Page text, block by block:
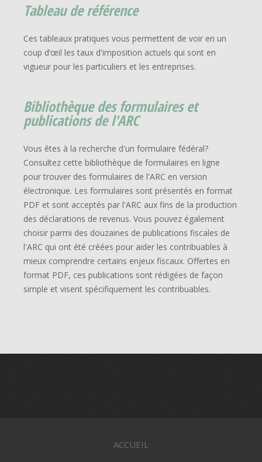
Tableau de référence
Ces tableaux pratiques vous permettent de voir en un
coup d’œil les taux d'imposition actuels qui sont en
vigueur pour les particuliers et les entreprises.
Bibliothèque des formulaires et
publications de l'ARC
Vous êtes à la recherche d'un formulaire fédéral?
Consultez cette bibliothèque de formulaires en ligne
pour trouver des formulaires de l'ARC en version
électronique. Les formulaires sont présentés en format
PDF et sont acceptés par l'ARC aux fins de la production
des déclarations de revenus. Vous pouvez également
choisir parmi des douzaines de publications fiscales de
l'ARC qui ont été créées pour aider les contribuables à
mieux comprendre certains enjeux fiscaux. Offertes en
format PDF, ces publications sont rédigées de façon
simple et visent spécifiquement les contribuables.
ACCUEIL